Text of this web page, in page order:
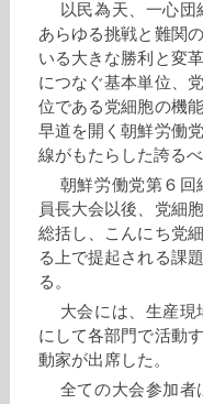
以民為天、一心
あらゆる挑戦と難関
いる大きな勝利と変
につなぐ基本単位、
位である党細胞の機
早道を開く朝鮮労働
線がもたらした誇る
朝鮮労働党第６回
員長大会以後、党細
総括し、こんにち党
る上で提起される課
る。
大会には、生産現
にして各部門で活動
動家が出席した。
全ての大会参加者